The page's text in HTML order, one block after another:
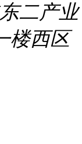
二产业
楼西区